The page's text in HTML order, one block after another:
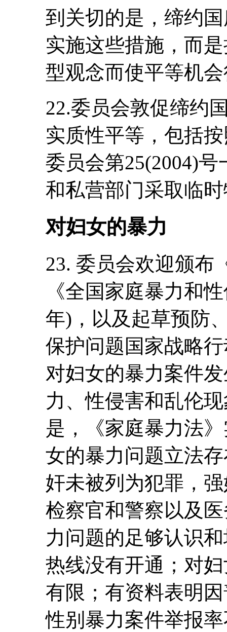
到关切的是，缔约
实施这些措施，而
型观念而使平等机
22.委员会敦促缔约
实质性平等，包括
委员会第25(2004)
和私营部门采取临
对妇女的暴力
23. 委员会欢迎颁布
《全国家庭暴力和
年)，以及起草预防
保护问题国家战略
对妇女的暴力案件
力、性侵害和乱伦
是，《家庭暴力法
女的暴力问题立法
奸未被列为犯罪，
检察官和警察以及
力问题的足够认识
热线没有开通；对
有限；有资料表明
性别暴力案件举报